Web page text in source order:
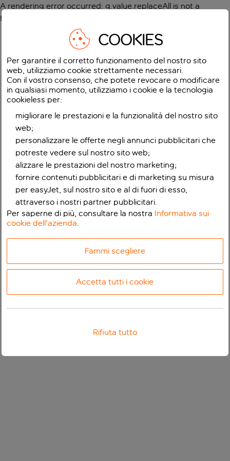
A rendering error occurred: g.value.replaceAll is not a
function
COOKIES
Per garantire il corretto funzionamento del nostro sito
web, utilizziamo cookie strettamente necessari.
Con il vostro consenso, che potete revocare o modificare
in qualsiasi momento, utilizziamo i cookie e la tecnologia
cookieless per:
migliorare le prestazioni e la funzionalità del nostro sito
web;
personalizzare le offerte negli annunci pubblicitari che
potreste vedere sul nostro sito web;
alizzare le prestazioni del nostro marketing;
fornire contenuti pubblicitari e di marketing su misura
per easyJet, sul nostro sito e al di fuori di esso,
attraverso i nostri partner pubblicitari.
Per saperne di più, consultare la nostra Informativa sui
cookie dell'azienda.
Fammi scegliere
Accetta tutti i cookie
Rifiuta tutto